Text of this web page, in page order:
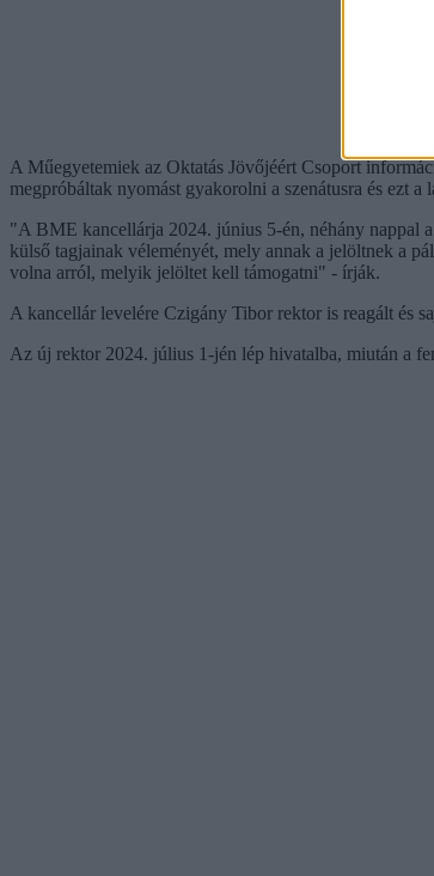
A Műegyetemiek az Oktatás Jövőjéért Csoport
megpróbáltak nyomást gyakorolni a szenátusra és ezt
"A BME kancellárja 2024. június 5-én, néhány nappal
külső tagjainak véleményét, mely annak a jelöltnek a
volna arról, melyik jelöltet kell támogatni" - írják.
A kancellár levelére Czigány Tibor rektor is reagált és
Az új rektor 2024. július 1-jén lép hivatalba, miután a